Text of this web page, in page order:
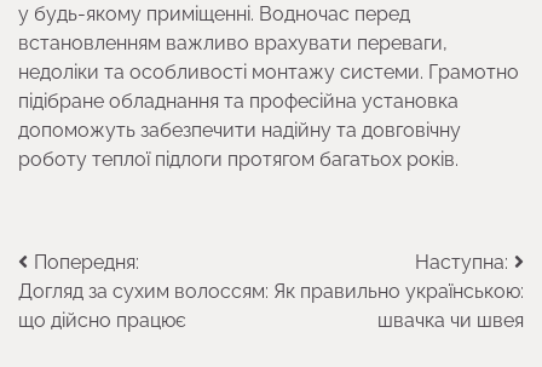
у будь-якому приміщенні. Водночас перед
встановленням важливо врахувати переваги,
недоліки та особливості монтажу системи. Грамотно
підібране обладнання та професійна установка
допоможуть забезпечити надійну та довговічну
роботу теплої підлоги протягом багатьох років.
Навігація
записів
Попередня:
Догляд за сухим волоссям:
що дійсно працює
Наступна:
Як правильно українською:
швачка чи швея